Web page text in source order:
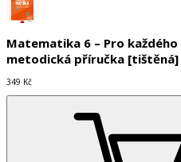
Matematika 6 – Pro každého
metodická příručka [tištěná]
349 Kč